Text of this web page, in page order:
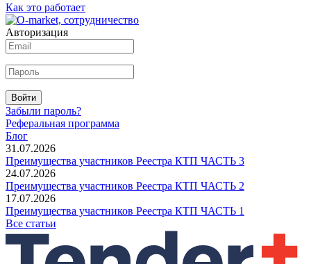
Как это работает
Авторизация
Войти
Забыли пароль?
Реферальная программа
Блог
31.07.2026
Преимущества участников Реестра КТП ЧАСТЬ 3
24.07.2026
Преимущества участников Реестра КТП ЧАСТЬ 2
17.07.2026
Преимущества участников Реестра КТП ЧАСТЬ 1
Все статьи